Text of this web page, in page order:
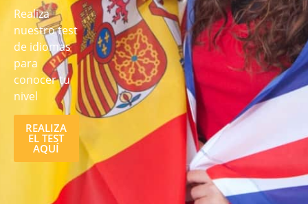
Realiza
nuestro test
de idiomas
para
conocer tu
nivel
REALIZA
EL TEST
AQUÍ